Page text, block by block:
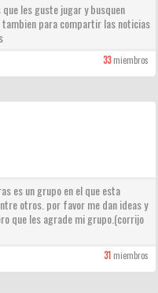
les guste jugar y busquen
para compartir las noticias
33miembros
es un grupo en el que esta
otros. por favor me dan ideas y
que les agrade mi grupo.(corrijo
31miembros